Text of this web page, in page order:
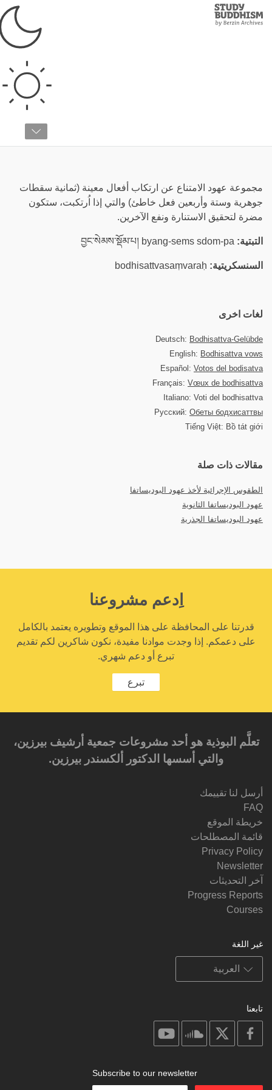
Study
Buddhism
مجموعة عهود الامتناع عن ارتكاب أفعال معينة (ثمانية سقطات
جوهرية وستة وأربعين فعل خاطئ) والتي إذا اُرتكبت، ستكون
مضرة لتحقيق الاستنارة ونفع الآخرين.
التبتية:
السنسكريتية:
لغات اخرى
Deutsch: Bodhisattva-Gelübde
English: Bodhisattva vows
Español: Votos del bodisatva
Français: Vœux de bodhisattva
Italiano: Voti del bodhisattva
Русский: Обеты бодхисаттвы
Tiếng Việt: Bồ tát giới
مقالات ذات صلة
الطقوس الإجرائية لأخذ عهود البوديساتفا
عهود البوديساتفا الثانوية
عهود البوديساتفا الجذرية
اِدعم مشروعنا
قدرتنا على المحافظة على هذا الموقع وتطويره يعتمد بالكامل
على دعمكم. إذا وجدت موادنا مفيدة، نكون شاكرين لكم تقديم
تبرع أو دعم شهري.
تبرع
تعلَّم البوذية هو أحد مشروعات جمعية أرشيف بيرزين،
والتي أسسها الدكتور ألكسندر بيرزين.‎‎
أرسل لنا تقييمك
FAQ
خريطة الموقع
قائمة المصطلحات
Privacy Policy
Newsletter
آخر التحديثات
Progress Reports
Courses
غير اللغة
تابعنا
facebook
soundcloud
Subscribe to our newsletter